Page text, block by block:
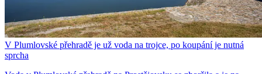
V Plumlovské přehradě je už voda na trojce, po koupání je nutná
sprcha